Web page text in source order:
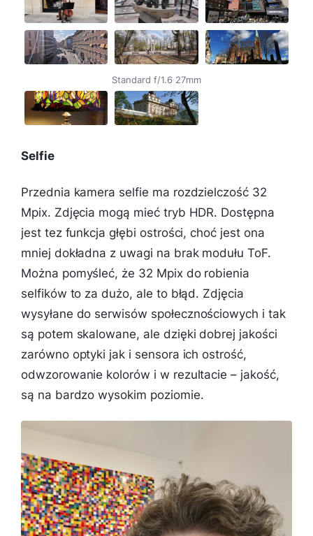
Standard f/1.6 27mm
Selfie
Przednia kamera selfie ma rozdzielczość 32
Mpix. Zdjęcia mogą mieć tryb HDR. Dostępna
jest tez funkcja głębi ostrości, choć jest ona
mniej dokładna z uwagi na brak modułu ToF.
Można pomyśleć, że 32 Mpix do robienia
selfików to za dużo, ale to błąd. Zdjęcia
wysyłane do serwisów społecznościowych i tak
są potem skalowane, ale dzięki dobrej jakości
zarówno optyki jak i sensora ich ostrość,
odwzorowanie kolorów i w rezultacie – jakość,
są na bardzo wysokim poziomie.